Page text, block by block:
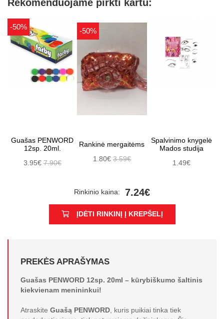
Rekomenduojame pirkti kartu:
-50%
Guašas PENWORD
12sp. 20ml.
3.95€7.90€
-50%
Rankinė mergaitėms
1.80€ 3.59€
Spalvinimo knygelė
Mados studija
1.49€
Rinkinio kaina: 7.24€
ĮDĖTI RINKINĮ Į KREPŠELĮ
PREKĖS APRAŠYMAS
Guašas PENWORD 12sp. 20ml – kūrybiškumo šaltinis
kiekvienam menininkui!
Atraskite Guašą PENWORD , kuris puikiai tinka tiek